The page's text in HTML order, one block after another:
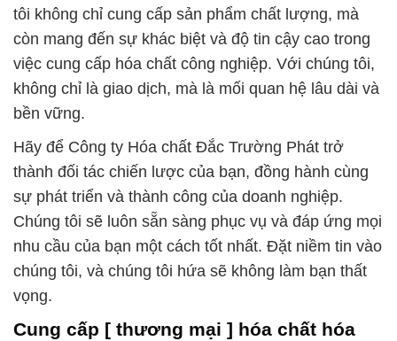
tôi không chỉ cung cấp sản phẩm chất lượng, mà
còn mang đến sự khác biệt và độ tin cậy cao trong
việc cung cấp hóa chất công nghiệp. Với chúng tôi,
không chỉ là giao dịch, mà là mối quan hệ lâu dài và
bền vững.
Hãy để Công ty Hóa chất Đắc Trường Phát trở
thành đối tác chiến lược của bạn, đồng hành cùng
sự phát triển và thành công của doanh nghiệp.
Chúng tôi sẽ luôn sẵn sàng phục vụ và đáp ứng mọi
nhu cầu của bạn một cách tốt nhất. Đặt niềm tin vào
chúng tôi, và chúng tôi hứa sẽ không làm bạn thất
vọng.
Cung cấp [ thương mại ] hóa chất hóa